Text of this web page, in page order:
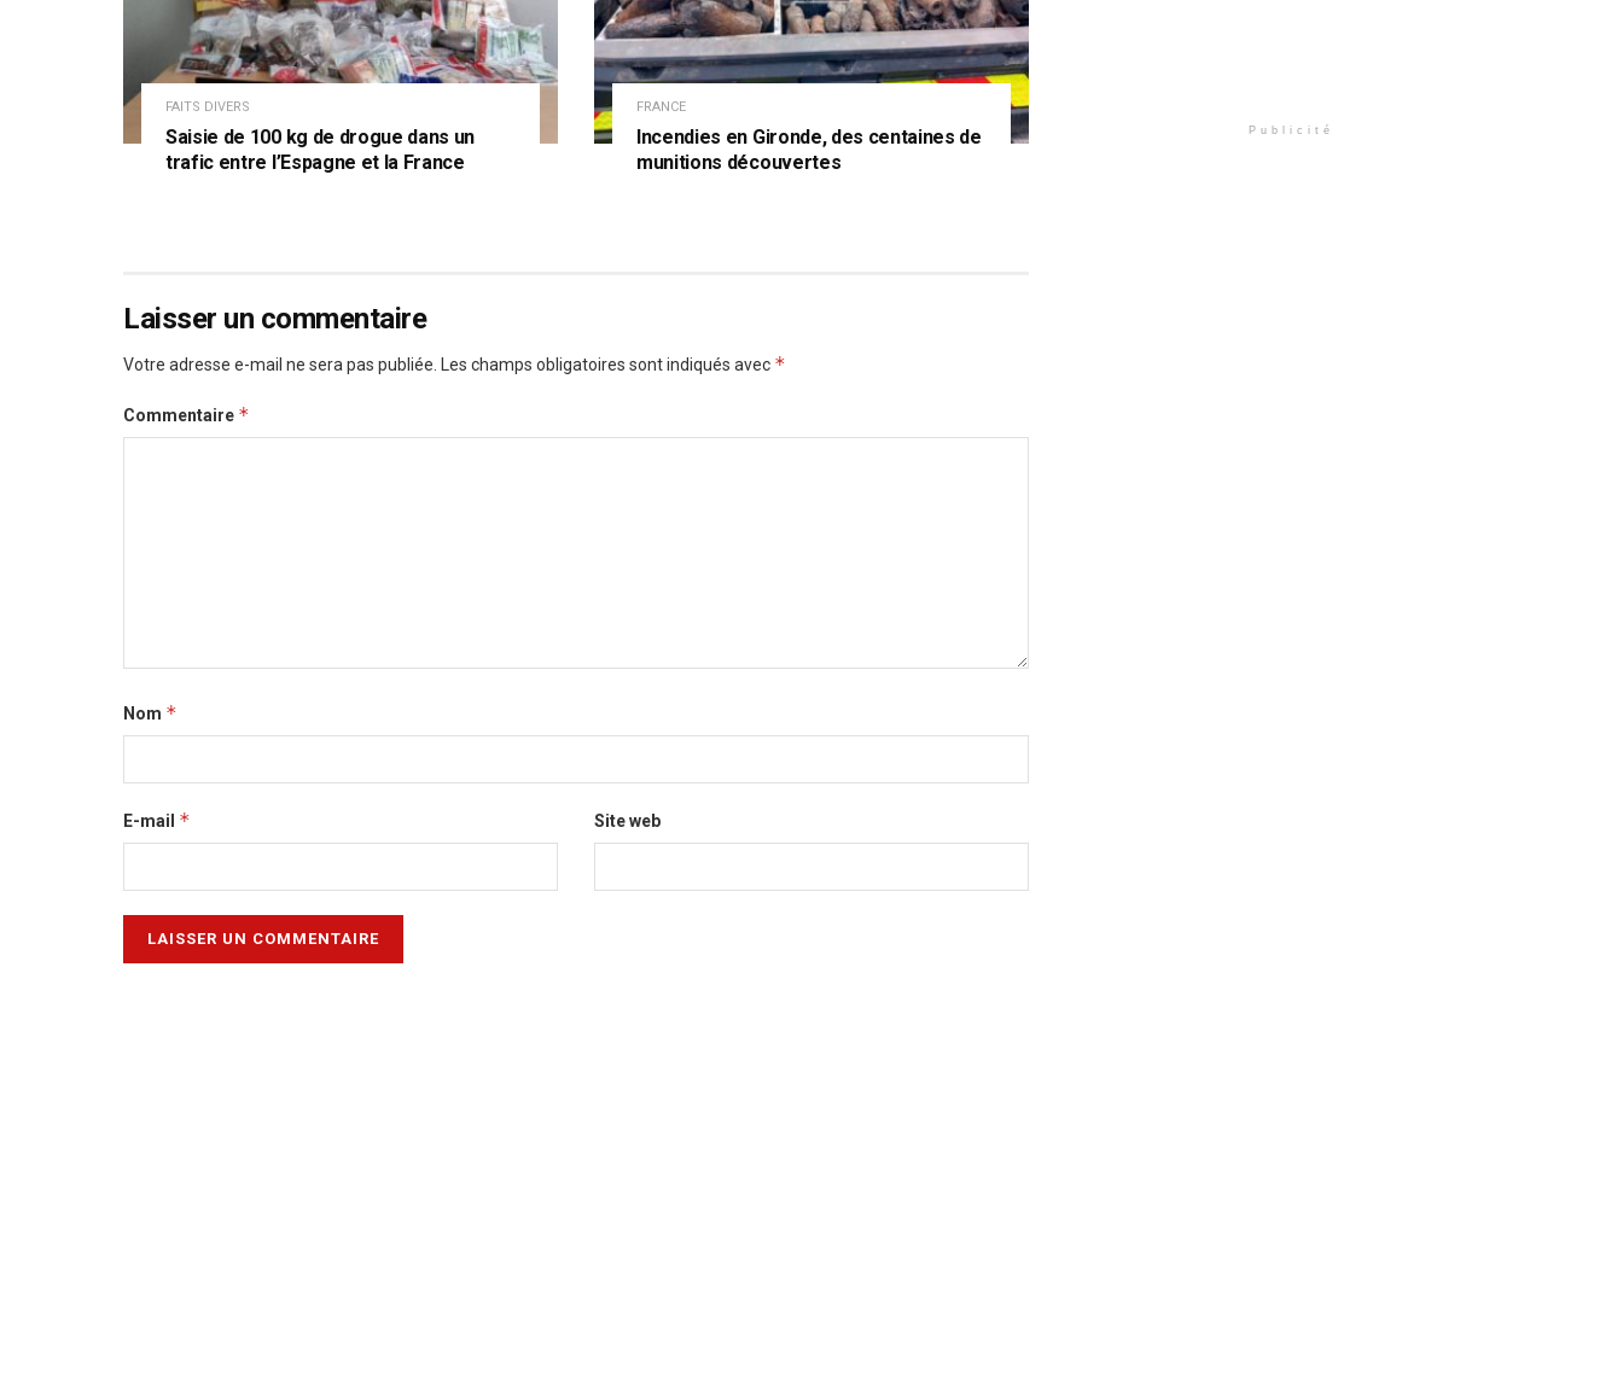
FAITS DIVERS
Saisie de 100 kg de drogue dans un
trafic entre l’Espagne et la France
FRANCE
Incendies en Gironde, des centaines de
munitions découvertes
Laisser un commentaire
Votre adresse e-mail ne sera pas publiée. Les champs obligatoires sont indiqués avec *
Commentaire *
Nom *
E-mail * Site web
Publicité